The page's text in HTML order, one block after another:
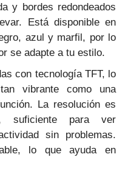
y bordes redondeados
Está disponible en
azul y marfil, por lo
se adapte a tu estilo.
con tecnología TFT, lo
vibrante como una
La resolución es
para ver
sin problemas.
lo que ayuda en